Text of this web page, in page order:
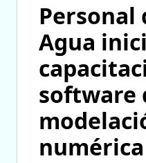
Personal
Agua
software
numérica